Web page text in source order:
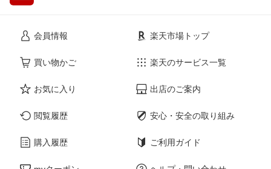
会員情報
買い物かご
お気に入り
閲覧履歴
購入履歴
楽天市場トップ
楽天のサービス一覧
出店のご案内
安心・安全の取り組み
ご利用ガイド